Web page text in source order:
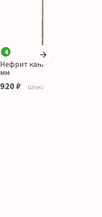
4
Нефрит канадский шар 6
мм
920 ₽ Штука